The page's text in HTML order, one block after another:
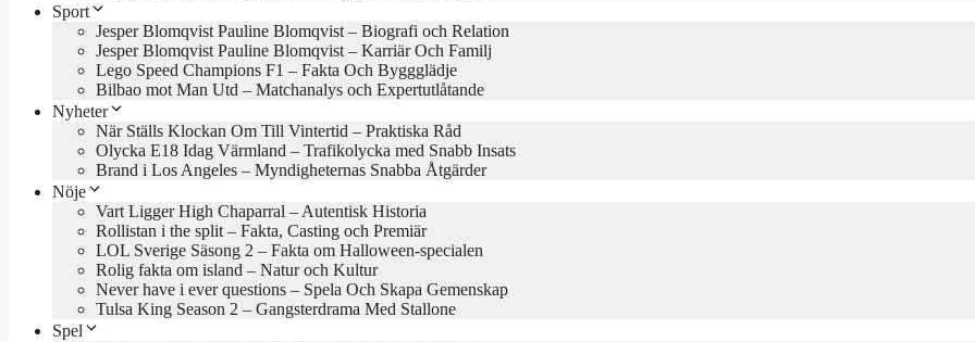
Sport
Jesper Blomqvist Pauline Blomqvist – Biografi och Relation
Jesper Blomqvist Pauline Blomqvist – Karriär Och Familj
Lego Speed Champions F1 – Fakta Och Byggglädje
Bilbao mot Man Utd – Matchanalys och Expertutlåtande
Nyheter
När Ställs Klockan Om Till Vintertid – Praktiska Råd
Olycka E18 Idag Värmland – Trafikolycka med Snabb Insats
Brand i Los Angeles – Myndigheternas Snabba Åtgärder
Nöje
Vart Ligger High Chaparral – Autentisk Historia
Rollistan i the split – Fakta, Casting och Premiär
LOL Sverige Säsong 2 – Fakta om Halloween-specialen
Rolig fakta om island – Natur och Kultur
Never have i ever questions – Spela Och Skapa Gemenskap
Tulsa King Season 2 – Gangsterdrama Med Stallone
Spel